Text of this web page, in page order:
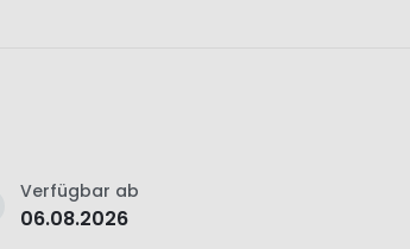
Verfügbar ab
06.08.2026